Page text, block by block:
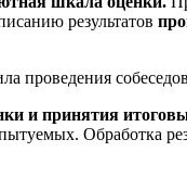
результатов
проведения
и принятия
Обработка